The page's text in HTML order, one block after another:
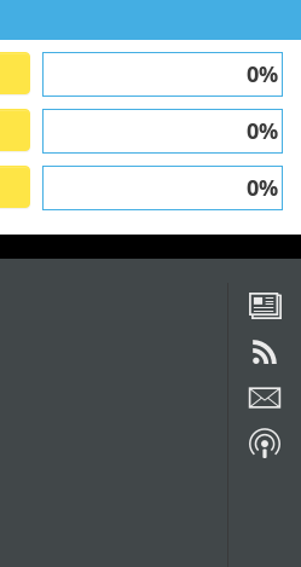
0%
0%
0%